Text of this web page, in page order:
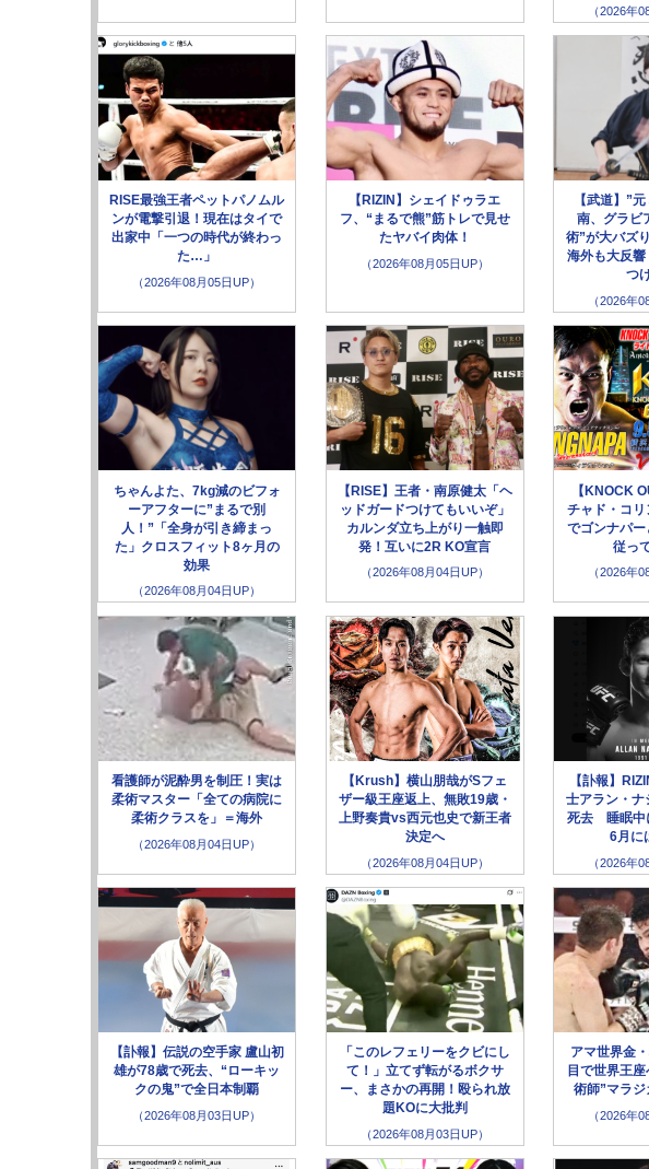
（2026年
RISE最強王者ペットパノムル
ンが電撃引退！現在はタイで
出家中「一つの時代が終わっ
た…」
（2026年08月05日UP）
【RIZIN】シェイドゥラエ
フ、“まるで熊”筋トレで見せ
たヤバイ肉体！
（2026年08月05日UP）
【武道】”
南、グラビ
術”が大バズ
海外も大反
つ
（2026年
ちゃんよた、7kg減のビフォ
ーアフターに”まるで別
人！”「全身が引き締まっ
た」クロスフィット8ヶ月の
効果
（2026年08月04日UP）
【RISE】王者・南原健太「ヘ
ッドガードつけてもいいぞ」
カルンダ立ち上がり一触即
発！互いに2R KO宣言
（2026年08月04日UP）
【KNOCK
チャド・コ
でゴンナパー
従っ
（2026年
看護師が泥酔男を制圧！実は
柔術マスター「全ての病院に
柔術クラスを」＝海外
（2026年08月04日UP）
【Krush】横山朋哉がSフェ
ザー級王座返上、無敗19歳・
上野奏貴vs西元也史で新王者
決定へ
（2026年08月04日UP）
【訃報】
士アラン・ナ
死去 睡眠中
6月に
（2026年
【訃報】伝説の空手家 盧山初
雄が78歳で死去、“ローキッ
クの鬼”で全日本制覇
（2026年08月03日UP）
「このレフェリーをクビにし
て！」立てず転がるボクサ
ー、まさかの再開！殴られ放
題KOに大批判
（2026年08月03日UP）
アマ世界金
目で世界王
術師”マラ
（2026年